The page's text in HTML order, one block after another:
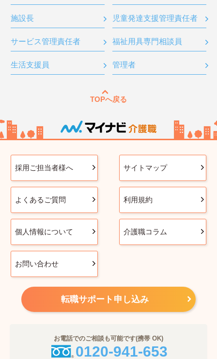
施設長 児童発達支援管理責任者
サービス管理責任者 福祉用具専門相談員
生活支援員 管理者
TOPへ戻る
採用ご担当者様へ サイトマップ
よくあるご質問 利用規約
個人情報について 介護職コラム
お問い合わせ
転職サポート申し込み
お電話でのご相談も可能です(携帯 OK)
0120-941-653